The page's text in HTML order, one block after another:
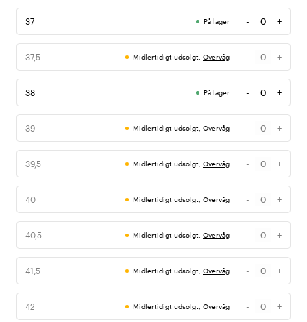
37 På lager -
Antal
+
37,5 Midlertidigt udsolgt, Overvåg -
Antal
+
38 På lager -
Antal
+
39 Midlertidigt udsolgt, Overvåg -
Antal
+
39,5 Midlertidigt udsolgt, Overvåg -
Antal
+
40 Midlertidigt udsolgt, Overvåg -
Antal
+
40,5 Midlertidigt udsolgt, Overvåg -
Antal
+
41,5 Midlertidigt udsolgt, Overvåg -
Antal
+
42 Midlertidigt udsolgt, Overvåg -
Antal
+